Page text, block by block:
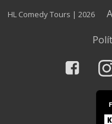
HL Comedy Tours | 2026